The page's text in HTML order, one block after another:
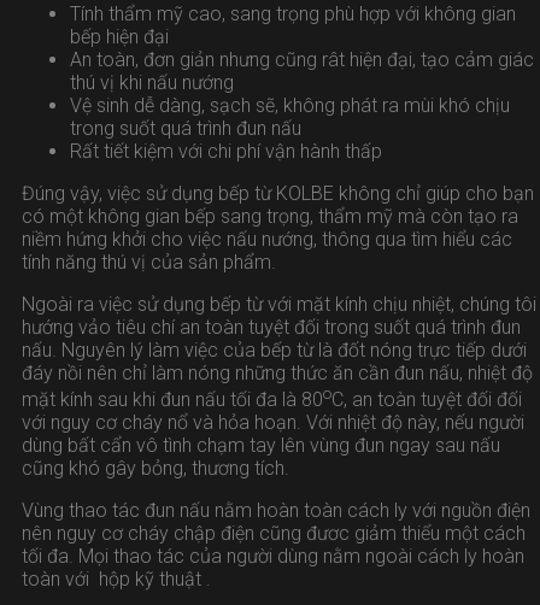
Tính thẩm mỹ cao, sang trọng phù hợp với không gian
bếp hiện đại
An toàn, đơn giản nhưng cũng rât hiện đại, tạo cảm giác
thú vị khi nấu nướng
Vệ sinh dễ dàng, sạch sẽ, không phát ra mùi khó chịu
trong suốt quá trình đun nấu
Rất tiết kiệm với chi phí vận hành thấp
Đúng vậy, việc sử dụng bếp từ KOLBE không chỉ giúp cho bạn
có một không gian bếp sang trọng, thẩm mỹ mà còn tạo ra
niềm hứng khởi cho việc nấu nướng, thông qua tìm hiểu các
tính năng thú vị của sản phẩm.
Ngoài ra việc sử dụng bếp từ với mặt kính chịu nhiệt, chúng tôi
hướng vảo tiêu chí an toàn tuyệt đối trong suốt quá trình đun
nấu. Nguyên lý làm việc của bếp từ là đốt nóng trực tiếp dưới
đáy nồi nên chỉ làm nóng những thức ăn cần đun nấu, nhiệt độ
mặt kính sau khi đun nấu tối đa là 80oC, an toàn tuyệt đối đối
với nguy cơ cháy nổ và hỏa hoạn. Với nhiệt độ này, nếu người
dùng bất cẩn vô tình chạm tay lên vùng đun ngay sau nấu
cũng khó gây bỏng, thương tích.
Vùng thao tác đun nấu nằm hoàn toàn cách ly với nguồn điện
nên nguy cơ cháy chập điện cũng đươc giảm thiểu một cách
tối đa. Mọi thao tác của người dùng nằm ngoài cách ly hoàn
toàn với hộp kỹ thuật .